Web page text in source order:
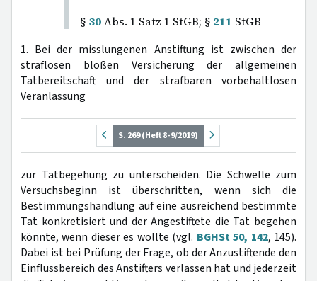
§ 30Abs. 1 Satz 1 StGB; § 211 StGB
1. Bei der misslungenen Anstiftung ist zwischen der
straflosen bloßen Versicherung der allgemeinen
Tatbereitschaft und der strafbaren vorbehaltlosen
Veranlassung
S. 269 (Heft 8-9/2019)
zur Tatbegehung zu unterscheiden. Die Schwelle zum
Versuchsbeginn ist überschritten, wenn sich die
Bestimmungshandlung auf eine ausreichend bestimmte
Tat konkretisiert und der Angestiftete die Tat begehen
könnte, wenn dieser es wollte (vgl. BGHSt 50, 142, 145).
Dabei ist bei Prüfung der Frage, ob der Anzustiftende den
Einflussbereich des Anstifters verlassen hat und jederzeit